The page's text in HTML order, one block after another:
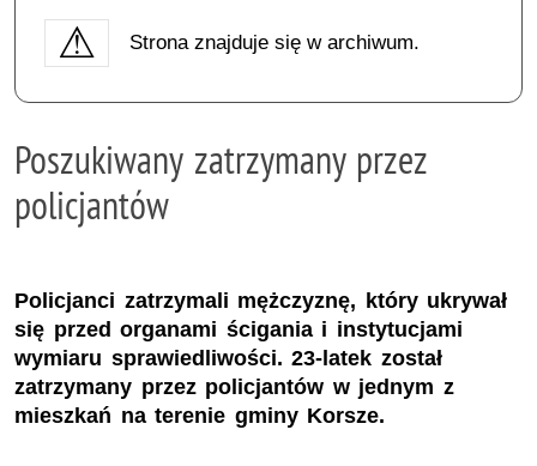
Strona znajduje się w archiwum.
Poszukiwany zatrzymany przez
policjantów
Policjanci zatrzymali mężczyznę, który ukrywał
się przed organami ścigania i instytucjami
wymiaru sprawiedliwości. 23-latek został
zatrzymany przez policjantów w jednym z
mieszkań na terenie gminy Korsze.